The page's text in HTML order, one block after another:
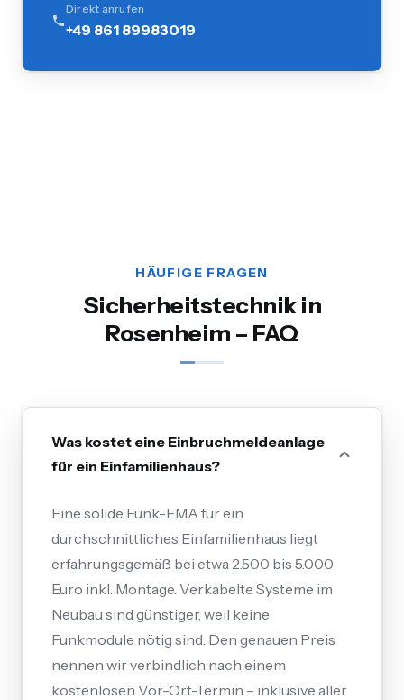
Direkt anrufen
+49 861 89983019
HÄUFIGE FRAGEN
Sicherheitstechnik in
Rosenheim – FAQ
Was kostet eine Einbruchmeldeanlage
für ein Einfamilienhaus?
Eine solide Funk-EMA für ein
durchschnittliches Einfamilienhaus liegt
erfahrungsgemäß bei etwa 2.500 bis 5.000
Euro inkl. Montage. Verkabelte Systeme im
Neubau sind günstiger, weil keine
Funkmodule nötig sind. Den genauen Preis
nennen wir verbindlich nach einem
kostenlosen Vor-Ort-Termin – inklusive aller